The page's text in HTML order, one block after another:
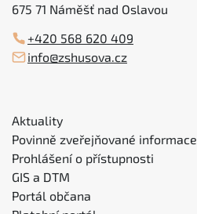
675 71 Náměšť nad Oslavou
+420 568 620 409
info@zshusova.cz
Aktuality
Povinně zveřejňované informace
Prohlášení o přístupnosti
GIS a DTM
Portál občana